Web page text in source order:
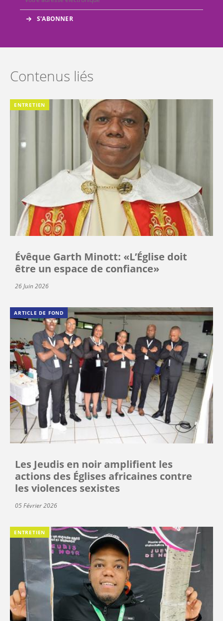
Contenus liés
ENTRETIEN
Évêque Garth Minott: «L’Église doit
être un espace de confiance»
26 Juin 2026
ARTICLE DE FOND
Les Jeudis en noir amplifient les
actions des Églises africaines contre
les violences sexistes
05 Février 2026
ENTRETIEN